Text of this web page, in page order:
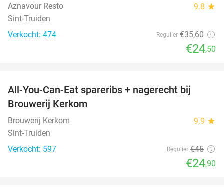
Aznavour Resto 9.8 star
Sint-Truiden
Verkocht: 474
Regulier €35,60
€24,50
All-You-Can-Eat spareribs + nagerecht bij
Brouwerij Kerkom
Brouwerij Kerkom 9.9 star
Sint-Truiden
Verkocht: 597
Regulier €45
€24,90